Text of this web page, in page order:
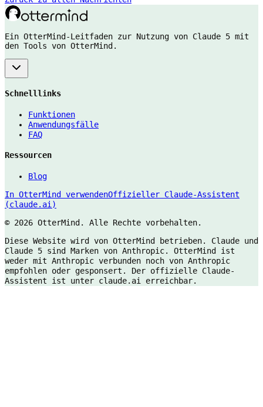
Ein OtterMind-Leitfaden zur Nutzung von Claude 5 mit
den Tools von OtterMind.
Schnelllinks
Funktionen
Anwendungsfälle
FAQ
Ressourcen
Blog
In OtterMind verwendenOffizieller Claude-Assistent
(claude.ai)
© 2026 OtterMind. Alle Rechte vorbehalten.
Diese Website wird von OtterMind betrieben. Claude und
Claude 5 sind Marken von Anthropic. OtterMind ist
weder mit Anthropic verbunden noch von Anthropic
empfohlen oder gesponsert. Der offizielle Claude-
Assistent ist unter claude.ai erreichbar.